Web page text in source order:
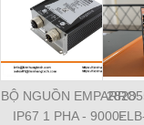
BỘ NGUỒN EMPARRO
IP67 1 PHA - 9000-